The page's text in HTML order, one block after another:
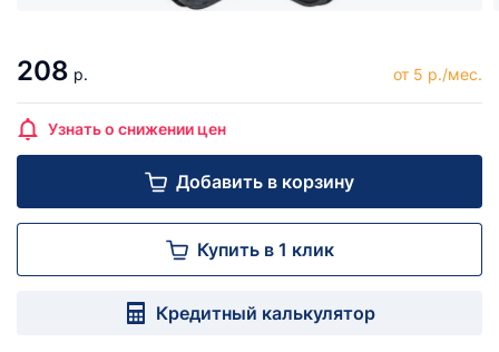
208 р. от 5 р./мес.
Узнать о снижении цен
Добавить в корзину
Купить в 1 клик
Кредитный калькулятор